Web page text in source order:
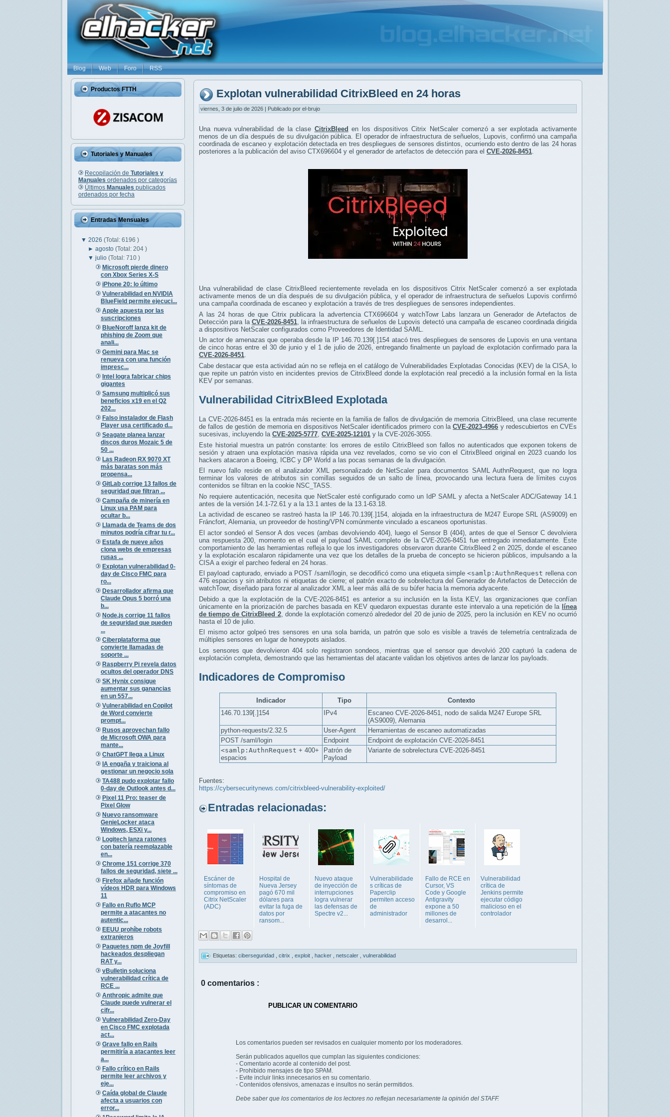
Blog Web Foro RSS
Productos FTTH
Tutoriales y Manuales
Recopilación de Tutoriales y
Manuales ordenados por categorías
Últimos Manuales publicados
ordenados por fecha
Entradas Mensuales
▼ 2026 (Total: 6196 )
►agosto(Total: 204 )
▼julio(Total: 710 )
Microsoft pierde dinero
con Xbox Series X-S
iPhone 20: lo último
Vulnerabilidad en NVIDIA
BlueField permite ejecuci...
Apple apuesta por las
suscripciones
BlueNoroff lanza kit de
phishing de Zoom que
anali...
Gemini para Mac se
renueva con una función
impresc...
Intel logra fabricar chips
gigantes
Samsung multiplicó sus
beneficios x19 en el Q2
202...
Falso instalador de Flash
Player usa certificado d...
Seagate planea lanzar
discos duros Mozaic 5 de
50 ...
Las Radeon RX 9070 XT
más baratas son más
propensa...
GitLab corrige 13 fallos de
seguridad que filtran ...
Campaña de minería en
Linux usa PAM para
ocultar b...
Llamada de Teams de dos
minutos podría cifrar tu r...
Estafa de nueve años
clona webs de empresas
rusas ...
Explotan vulnerabilidad 0-
day de Cisco FMC para
ro...
Desarrollador afirma que
Claude Opus 5 borró una
b...
Node.js corrige 11 fallos
de seguridad que pueden
...
Ciberplataforma que
convierte llamadas de
soporte ...
Raspberry Pi revela datos
ocultos del operador DNS
SK Hynix consigue
aumentar sus ganancias
en un 557...
Vulnerabilidad en Copilot
de Word convierte
prompt...
Rusos aprovechan fallo
de Microsoft OWA para
mante...
ChatGPT llega a Linux
IA engaña y traiciona al
gestionar un negocio sola
TA488 pudo explotar fallo
0-day de Outlook antes d...
Pixel 11 Pro: teaser de
Pixel Glow
Nuevo ransomware
GenieLocker ataca
Windows, ESXi y...
Logitech lanza ratones
con batería reemplazable
en...
Chrome 151 corrige 370
fallos de seguridad, siete ...
Firefox añade función
vídeos HDR para Windows
11
Fallo en Ruflo MCP
permite a atacantes no
autentic...
EEUU prohíbe robots
extranjeros
Paquetes npm de Joyfill
hackeados despliegan
RAT y...
vBulletin soluciona
vulnerabilidad crítica de
RCE ...
Anthropic admite que
Claude puede vulnerar el
cifr...
Vulnerabilidad Zero-Day
en Cisco FMC explotada
act...
Grave fallo en Rails
permitiría a atacantes leer
a...
Fallo crítico en Rails
permite leer archivos y
eje...
Caída global de Claude
afecta a usuarios con
error...
Explotan vulnerabilidad CitrixBleed en 24 horas
viernes, 3 de julio de 2026 | Publicado por el-brujo
Una nueva vulnerabilidad de la clase CitrixBleed en los dispositivos Citrix NetScaler comenzó a ser explotada activamente
menos de un día después de su divulgación pública. El operador de infraestructura de señuelos, Lupovis, confirmó una campaña
coordinada de escaneo y explotación detectada en tres despliegues de sensores distintos, ocurriendo esto dentro de las 24 horas
posteriores a la publicación del aviso CTX696604 y el generador de artefactos de detección para el CVE-2026-8451
Una vulnerabilidad de clase CitrixBleed recientemente revelada en los dispositivos Citrix NetScaler comenzó a ser explotada
activamente menos de un día después de su divulgación pública, y el operador de infraestructura de señuelos Lupovis confirmó
una campaña coordinada de escaneo y explotación a través de tres despliegues de sensores independientes.
A las 24 horas de que Citrix publicara la advertencia CTX696604 y watchTowr Labs lanzara un Generador de Artefactos de
Detección para la CVE-2026-8451, la infraestructura de señuelos de Lupovis detectó una campaña de escaneo coordinada dirigida
a dispositivos NetScaler configurados como Proveedores de Identidad SAML.
Un actor de amenazas que operaba desde la IP 146.70.139[.]154 atacó tres despliegues de sensores de Lupovis en una ventana
de cinco horas entre el 30 de junio y el 1 de julio de 2026, entregando finalmente un payload de explotación confirmado para la
CVE-2026-8451.
Cabe destacar que esta actividad aún no se refleja en el catálogo de Vulnerabilidades Explotadas Conocidas (KEV) de la CISA, lo
que repite un patrón visto en incidentes previos de CitrixBleed donde la explotación real precedió a la inclusión formal en la lista
KEV por semanas.
Vulnerabilidad CitrixBleed Explotada
La CVE-2026-8451 es la entrada más reciente en la familia de fallos de divulgación de memoria CitrixBleed, una clase recurrente
de fallos de gestión de memoria en dispositivos NetScaler identificados primero con laCVE-2023-4966 y redescubiertos en CVEs
sucesivas, incluyendo la CVE-2025-5777, CVE-2025-12101 y la CVE-2026-3055.
Este historial muestra un patrón constante: los errores de estilo CitrixBleed son fallos no autenticados que exponen tokens de
sesión y atraen una explotación masiva rápida una vez revelados, como se vio con el CitrixBleed original en 2023 cuando los
hackers atacaron a Boeing, ICBC y DP World a las pocas semanas de la divulgación.
El nuevo fallo reside en el analizador XML personalizado de NetScaler para documentos SAML AuthnRequest, que no logra
terminar los valores de atributos sin comillas seguidos de un salto de línea, provocando una lectura fuera de límites cuyos
contenidos se filtran en la cookie NSC_TASS.
No requiere autenticación, necesita que NetScaler esté configurado como un IdP SAML y afecta a NetScaler ADC/Gateway 14.1
antes de la versión 14.1-72.61 y a la 13.1 antes de la 13.1-63.18.
La actividad de escaneo se rastreó hasta la IP 146.70.139[.]154, alojada en la infraestructura de M247 Europe SRL (AS9009) en
Fráncfort, Alemania, un proveedor de hosting/VPN comúnmente vinculado a escaneos oportunistas.
El actor sondeó el Sensor A dos veces (ambas devolviendo 404), luego el Sensor B (404), antes de que el Sensor C devolviera
una respuesta 200, momento en el cual el payload SAML completo de la CVE-2026-8451 fue entregado inmediatamente. Este
comportamiento de las herramientas refleja lo que los investigadores observaron durante CitrixBleed 2 en 2025, donde el escaneo
y la explotación escalaron rápidamente una vez que los detalles de la prueba de concepto se hicieron públicos, impulsando a la
CISA a exigir el parcheo federal en 24 horas.
El payload capturado, enviado a POST /saml/login, se decodificó como una etiqueta simple<samlp:AuthnRequest rellena con
476 espacios y sin atributos ni etiquetas de cierre; el patrón exacto de sobrelectura del Generador de Artefactos de Detección de
watchTowr, diseñado para forzar al analizador XML a leer más allá de su búfer hacia la memoria adyacente.
Debido a que la explotación de la CVE-2026-8451 es anterior a su inclusión en la lista KEV, las organizaciones que confían
únicamente en la priorización de parches basada en KEV quedaron expuestas durante este intervalo a una repetición de la línea
de tiempo de CitrixBleed 2, donde la explotación comenzó alrededor del 20 de junio de 2025, pero la inclusión en KEV no ocurrió
hasta el 10 de julio.
El mismo actor golpeó tres sensores en una sola barrida, un patrón que solo es visible a través de telemetría centralizada de
múltiples sensores en lugar de honeypots aislados.
Los sensores que devolvieron 404 solo registraron sondeos, mientras que el sensor que devolvió 200 capturó la cadena de
explotación completa, demostrando que las herramientas del atacante validan los objetivos antes de lanzar los payloads.
Indicadores de Compromiso
Indicador Tipo
Contexto
146.70.139[.]154
IPv4
Escaneo CVE-2026-8451, nodo de salida M247 Europe SRL
(AS9009), Alemania
python-requests/2.32.5
User-Agent
Herramientas de escaneo automatizadas
POST /saml/login
Endpoint
Endpoint de explotación CVE-2026-8451
<samlp:AuthnRequest + 400+
espacios
Patrón de
Payload
Variante de sobrelectura CVE-2026-8451
Fuentes:
https://cybersecuritynews.com/citrixbleed-vulnerability-exploited/
Entradas relacionadas:
Escáner de
síntomas de
compromiso en
Citrix NetScaler
(ADC)
Hospital de
Nueva Jersey
pagó 670 mil
dólares para
evitar la fuga de
datos por
ransom...
Nuevo ataque
de inyección de
interrupciones
logra vulnerar
las defensas de
Spectre v2...
Vulnerabilidade
s críticas de
Paperclip
permiten acceso
de
administrador
Fallo de RCE en
Cursor, VS
Code y Google
Antigravity
expone a 50
millones de
desarrol...
Vulnerabilidad
crítica de
Jenkins permite
ejecutar código
malicioso en el
controlador
Etiquetas: ciberseguridad citrix exploit hacker netscaler vulnerabilidad
0 comentarios :
PUBLICAR UN COMENTARIO
Los comentarios pueden ser revisados en cualquier momento por los moderadores.
Serán publicados aquellos que cumplan las siguientes condiciones:
- Comentario acorde al contenido del post.
- Prohibido mensajes de tipo SPAM.
- Evite incluir links innecesarios en su comentario.
- Contenidos ofensivos, amenazas e insultos no serán permitidos.
Debe saber que los comentarios de los lectores no reflejan necesariamente la opinión del STAFF.